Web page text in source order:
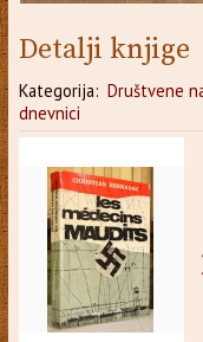
Detalji knjige
Kategorija: Društvene
dnevnici